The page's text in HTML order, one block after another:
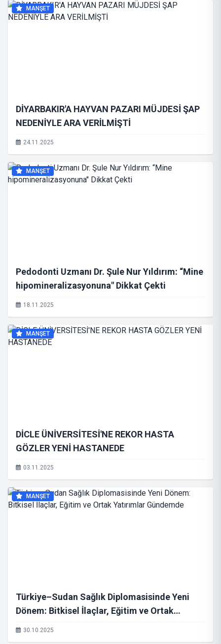
MANŞET
DİYARBAKIR'A HAYVAN PAZARI MÜJDESİ ŞAP
NEDENİYLE ARA VERİLMİŞTİ
24.11.2025
MANŞET
Pedodonti Uzmanı Dr. Şule Nur Yıldırım: “Mine
hipomineralizasyonuna" Dikkat Çekti
18.11.2025
MANŞET
DİCLE ÜNİVERSİTESİ'NE REKOR HASTA
GÖZLER YENİ HASTANEDE
03.11.2025
MANŞET
Türkiye–Sudan Sağlık Diplomasisinde Yeni
Dönem: Bitkisel İlaçlar, Eğitim ve Ortak
Yatırımlar Gündemde
30.10.2025